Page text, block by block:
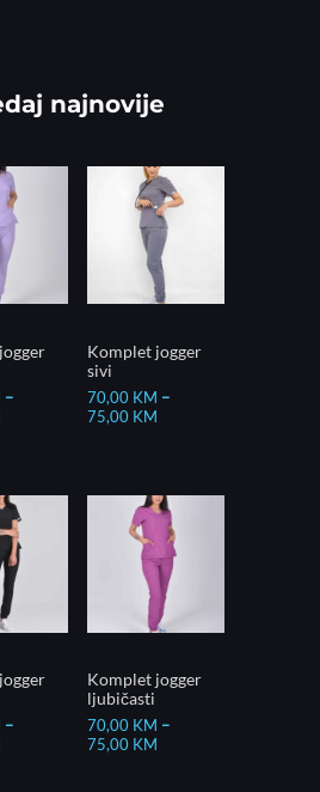
najnovije
–
Komplet jogger
sivi
70,00 KM –
75,00 KM
–
Komplet jogger
ljubičasti
70,00 KM –
75,00 KM